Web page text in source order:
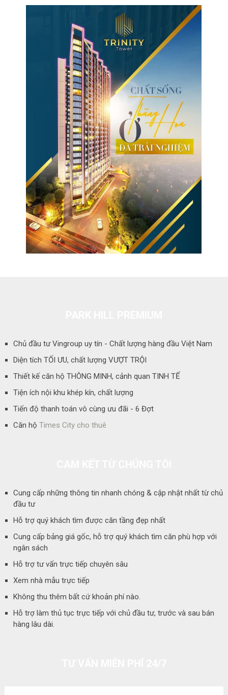
Chủ đầu tư Vingroup uy tín - Chất lượng hàng đầu Việt Nam
Diện tích TỐI ƯU, chất lượng VƯỢT TRỘI
Thiết kế căn hộ THÔNG MINH, cảnh quan TINH TẾ
Tiện ích nội khu khép kín, chất lượng
Tiến độ thanh toán vô cùng ưu đãi - 6 Đợt
Căn hộ Times City cho thuê
Cung cấp những thông tin nhanh chóng & cập nhật nhất từ chủ
đầu tư
Hỗ trợ quý khách tìm được căn tầng đẹp nhất
Cung cấp bảng giá gốc, hỗ trợ quý khách tìm căn phù hợp với
ngân sách
Hỗ trợ tư vấn trực tiếp chuyên sâu
Xem nhà mẫu trực tiếp
Không thu thêm bất cứ khoản phí nào.
Hỗ trợ làm thủ tục trực tiếp với chủ đầu tư, trước và sau bán
hàng lâu dài.